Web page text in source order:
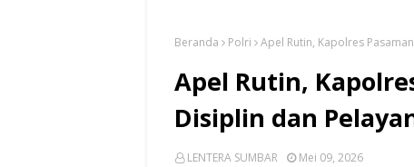
Beranda Polri Apel Rutin, Kapolres
Apel Rutin,
Disiplin dan
LENTERA SUMBAR Mei 09, 2026